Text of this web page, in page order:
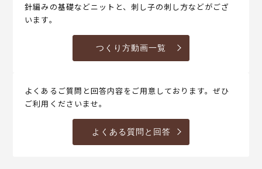
針編みの基礎などニットと、刺し子の刺し方などがござ
います。
つくり方動画一覧
よくあるご質問と回答内容をご用意しております。ぜひ
ご利用くださいませ。
よくある質問と回答